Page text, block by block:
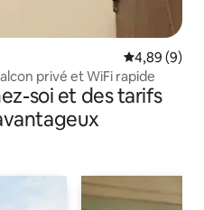
Évaluation
4,89 (9)
privé et WiFi rapide
soi et des tarifs